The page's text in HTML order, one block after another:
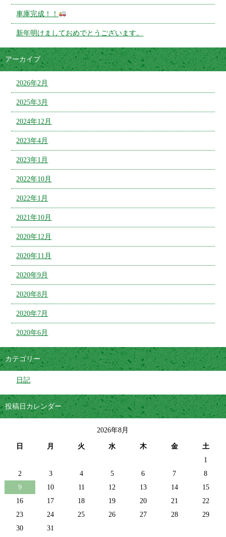
車庫完成！！
新年明けましておめでとうございます。
アーカイブ
2026年2月
2025年3月
2024年12月
2023年4月
2023年1月
2022年10月
2022年1月
2021年10月
2020年12月
2020年11月
2020年9月
2020年8月
2020年7月
2020年6月
カテゴリー
日記
投稿日カレンダー
2026年8月
日 月 火 水 木 金
土
1
2
3 4 5 6 7
8
9
10 11 12 13 14
15
16
17 18 19 20 21
22
23
24 25 26 27 28
29
30
31